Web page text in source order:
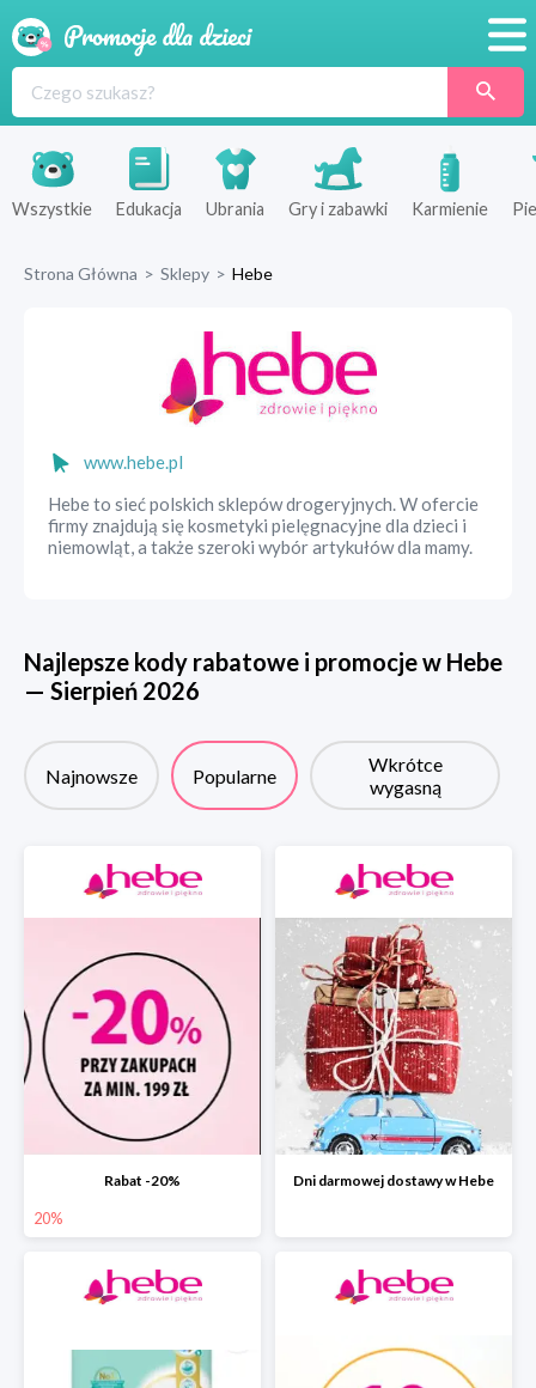
Produkty
Sklepy
Wszystkie Edukacja Ubrania Gry i zabawki Karmienie
Strona Główna > Sklepy > Hebe
www.hebe.pl
Hebe to sieć polskich sklepów drogeryjnych. W ofercie
firmy znajdują się kosmetyki pielęgnacyjne dla dzieci i
niemowląt, a także szeroki wybór artykułów dla mamy.
Najlepsze kody rabatowe i promocje w Hebe
— Sierpień 2026
Najnowsze Popularne
Wkrótce
wygasną
Rabat -20%
20%
Dni darmowej dostawy w Hebe